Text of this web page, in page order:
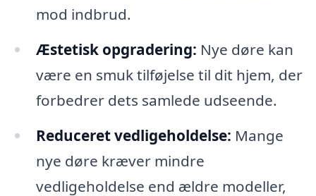
mod indbrud.
Æstetisk opgradering: Nye døre kan
være en smuk tilføjelse til dit hjem, der
forbedrer dets samlede udseende.
Reduceret vedligeholdelse: Mange
nye døre kræver mindre
vedligeholdelse end ældre modeller,